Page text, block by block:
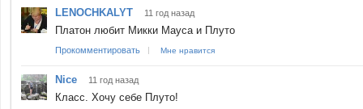
LENOCHKALYT 11 год назад
Платон любит Микки Мауса и Плуто
Прокомментировать Мне нравится
Nice 11 год назад
Класс. Хочу себе Плуто!